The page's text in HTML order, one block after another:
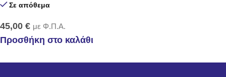
Σε απόθεμα
45,00 € με Φ.Π.Α.
Προσθήκη στο καλάθι